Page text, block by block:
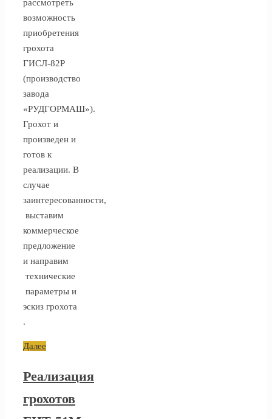
рассмотреть
возможность
приобретения
грохота
ГИСЛ-82Р
(производство
завода
«РУДГОРМАШ»).
Грохот и
произведен и
готов к
реализации. В
случае
заинтересованности,
выставим
коммерческое
предложение
и направим
технические
параметры и
эскиз грохота
.
Далее
Реализация
грохотов